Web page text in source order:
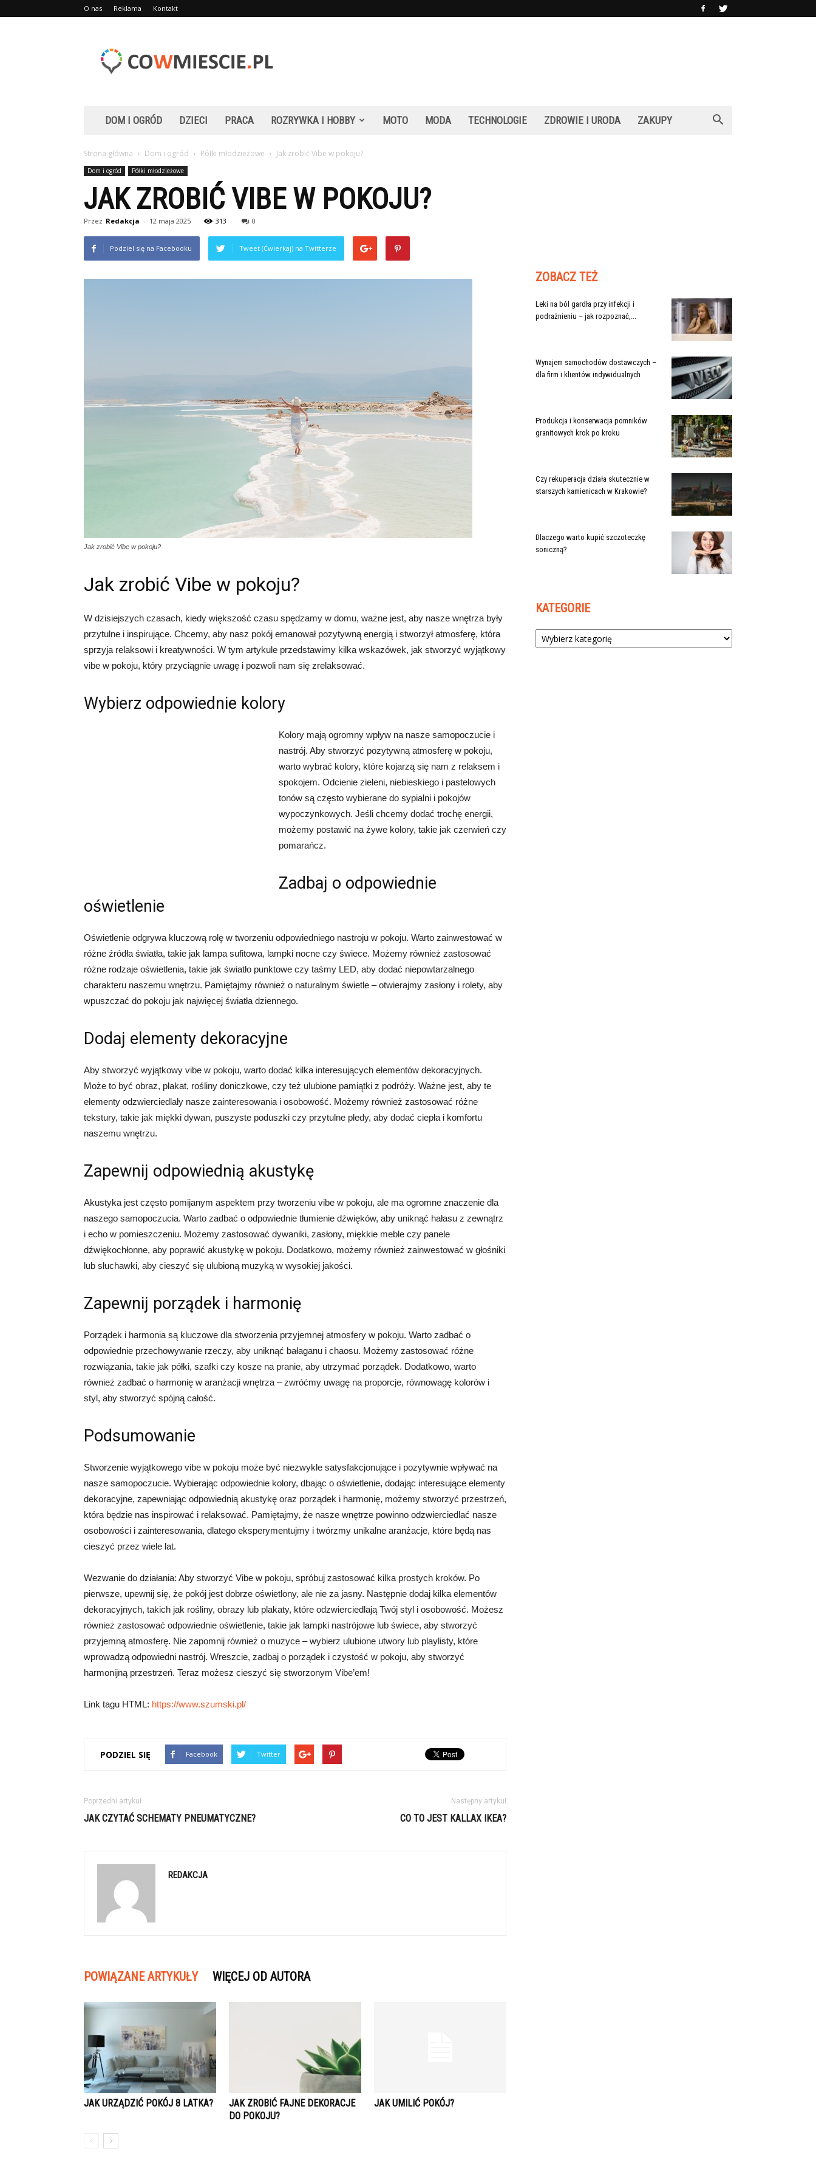
O nas Reklama Kontakt
DOM I OGRÓD DZIECI PRACA ROZRYWKA I HOBBY MOTO MODA TECHNOLOGIE ZDROWIE I URODA ZAKUPY
Strona główna Dom i ogród Półki młodzieżowe Jak zrobić Vibe w pokoju?
Dom i ogród Półki młodzieżowe
JAK ZROBIĆ VIBE W POKOJU?
Przez Redakcja - 12 maja 2025 313 0
Podziel się na Facebooku Tweet (Ćwierkaj) na Twitterze
Jak zrobić Vibe w pokoju?
Jak zrobić Vibe w pokoju?
W dzisiejszych czasach, kiedy większość czasu spędzamy w domu, ważne jest, aby nasze wnętrza były
przytulne i inspirujące. Chcemy, aby nasz pokój emanował pozytywną energią i stworzył atmosferę, która
sprzyja relaksowi i kreatywności. W tym artykule przedstawimy kilka wskazówek, jak stworzyć wyjątkowy
vibe w pokoju, który przyciągnie uwagę i pozwoli nam się zrelaksować.
Wybierz odpowiednie kolory
Kolory mają ogromny wpływ na nasze samopoczucie i
nastrój. Aby stworzyć pozytywną atmosferę w pokoju,
warto wybrać kolory, które kojarzą się nam z relaksem i
spokojem. Odcienie zieleni, niebieskiego i pastelowych
tonów są często wybierane do sypialni i pokojów
wypoczynkowych. Jeśli chcemy dodać trochę energii,
możemy postawić na żywe kolory, takie jak czerwień czy
pomarańcz.
Zadbaj o odpowiednie
oświetlenie
Oświetlenie odgrywa kluczową rolę w tworzeniu odpowiedniego nastroju w pokoju. Warto zainwestować w
różne źródła światła, takie jak lampa sufitowa, lampki nocne czy świece. Możemy również zastosować
różne rodzaje oświetlenia, takie jak światło punktowe czy taśmy LED, aby dodać niepowtarzalnego
charakteru naszemu wnętrzu. Pamiętajmy również o naturalnym świetle – otwierajmy zasłony i rolety, aby
wpuszczać do pokoju jak najwięcej światła dziennego.
Dodaj elementy dekoracyjne
Aby stworzyć wyjątkowy vibe w pokoju, warto dodać kilka interesujących elementów dekoracyjnych.
Może to być obraz, plakat, rośliny doniczkowe, czy też ulubione pamiątki z podróży. Ważne jest, aby te
elementy odzwierciedlały nasze zainteresowania i osobowość. Możemy również zastosować różne
tekstury, takie jak miękki dywan, puszyste poduszki czy przytulne pledy, aby dodać ciepła i komfortu
naszemu wnętrzu.
Zapewnij odpowiednią akustykę
Akustyka jest często pomijanym aspektem przy tworzeniu vibe w pokoju, ale ma ogromne znaczenie dla
naszego samopoczucia. Warto zadbać o odpowiednie tłumienie dźwięków, aby uniknąć hałasu z zewnątrz
i echo w pomieszczeniu. Możemy zastosować dywaniki, zasłony, miękkie meble czy panele
dźwiękochłonne, aby poprawić akustykę w pokoju. Dodatkowo, możemy również zainwestować w głośniki
lub słuchawki, aby cieszyć się ulubioną muzyką w wysokiej jakości.
Zapewnij porządek i harmonię
Porządek i harmonia są kluczowe dla stworzenia przyjemnej atmosfery w pokoju. Warto zadbać o
odpowiednie przechowywanie rzeczy, aby uniknąć bałaganu i chaosu. Możemy zastosować różne
rozwiązania, takie jak półki, szafki czy kosze na pranie, aby utrzymać porządek. Dodatkowo, warto
również zadbać o harmonię w aranżacji wnętrza – zwróćmy uwagę na proporcje, równowagę kolorów i
styl, aby stworzyć spójną całość.
Podsumowanie
Stworzenie wyjątkowego vibe w pokoju może być niezwykle satysfakcjonujące i pozytywnie wpływać na
nasze samopoczucie. Wybierając odpowiednie kolory, dbając o oświetlenie, dodając interesujące elementy
dekoracyjne, zapewniając odpowiednią akustykę oraz porządek i harmonię, możemy stworzyć przestrzeń,
która będzie nas inspirować i relaksować. Pamiętajmy, że nasze wnętrze powinno odzwierciedlać nasze
osobowości i zainteresowania, dlatego eksperymentujmy i twórzmy unikalne aranżacje, które będą nas
cieszyć przez wiele lat.
Wezwanie do działania: Aby stworzyć Vibe w pokoju, spróbuj zastosować kilka prostych kroków. Po
pierwsze, upewnij się, że pokój jest dobrze oświetlony, ale nie za jasny. Następnie dodaj kilka elementów
dekoracyjnych, takich jak rośliny, obrazy lub plakaty, które odzwierciedlają Twój styl i osobowość. Możesz
również zastosować odpowiednie oświetlenie, takie jak lampki nastrójowe lub świece, aby stworzyć
przyjemną atmosferę. Nie zapomnij również o muzyce – wybierz ulubione utwory lub playlisty, które
wprowadzą odpowiedni nastrój. Wreszcie, zadbaj o porządek i czystość w pokoju, aby stworzyć
harmonijną przestrzeń. Teraz możesz cieszyć się stworzonym Vibe’em!
Link tagu HTML: https://www.szumski.pl/
PODZIEL SIĘ Facebook Twitter
Poprzedni artykuł
JAK CZYTAĆ SCHEMATY PNEUMATYCZNE?
Następny artykuł
CO TO JEST KALLAX IKEA?
REDAKCJA
POWIĄZANE ARTYKUŁY WIĘCEJ OD AUTORA
JAK URZĄDZIĆ POKÓJ 8 LATKA?
JAK ZROBIĆ FAJNE DEKORACJE
DO POKOJU?
JAK UMILIĆ POKÓJ?
ZOBACZ TEŻ
Leki na ból gardła przy infekcji i
podrażnieniu – jak rozpoznać,...
Wynajem samochodów dostawczych –
dla firm i klientów indywidualnych
Produkcja i konserwacja pomników
granitowych krok po kroku
Czy rekuperacja działa skutecznie w
starszych kamienicach w Krakowie?
Dlaczego warto kupić szczoteczkę
soniczną?
KATEGORIE
Kategorie